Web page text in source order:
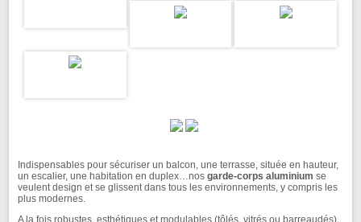
Indispensables pour sécuriser un balcon, une terrasse, située en hauteur,
un escalier, une habitation en duplex…nos garde-corps aluminium se
veulent design et se glissent dans tous les environnements, y compris les
plus modernes.
A la fois robustes, esthétiques et modulables (tôlés, vitrés ou barreaudés),